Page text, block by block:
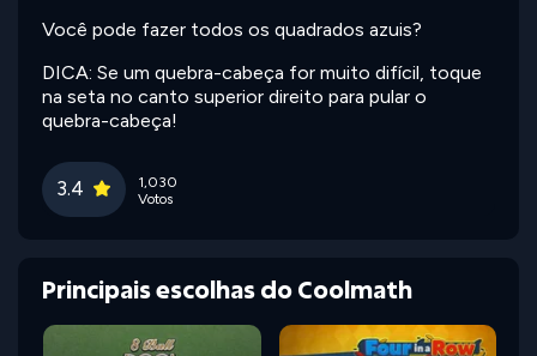
Você pode fazer todos os quadrados azuis?
DICA: Se um quebra-cabeça for muito difícil, toque
na seta no canto superior direito para pular o
quebra-cabeça!
3.4
1,030
Votos
Principais escolhas do Coolmath